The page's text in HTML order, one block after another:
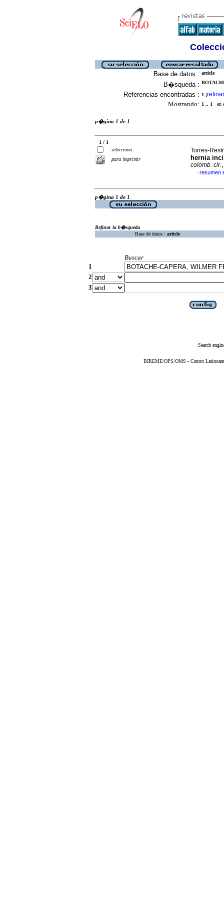
Base de datos : article
B�squeda :
Referencias encontradas : 1 [refinar
Mostrando: 1 .. 1 en
p�gina 1 de 1
1 / 1
selecciona
para imprimir
Torres-
hernia
colomb. cir.
· resumen
p�gina 1 de 1
Refinar la b�squeda
Base de datos : article
Buscar
1
2
3
Search
BIREME/OPS/OMS - Centro